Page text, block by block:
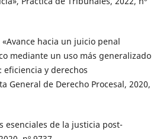
«Avance hacia un juicio penal
mediante un uso más generalizado
y derechos
General de Derecho Procesal, 2020,
esenciales de la justicia post-